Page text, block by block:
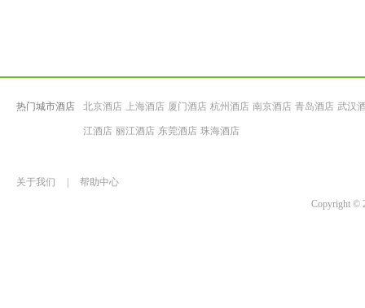
热门城市酒店 北京酒店 上海酒店 厦门酒店 杭州酒店 南京酒店 青岛酒店 武汉
江酒店 丽江酒店 东莞酒店 珠海酒店
关于我们
帮助中心
Copyright ©